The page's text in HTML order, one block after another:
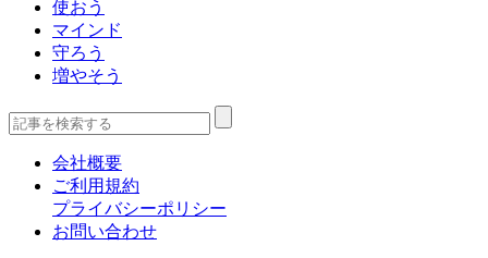
使おう
マインド
守ろう
増やそう
会社概要
ご利用規約
プライバシーポリシー
お問い合わせ